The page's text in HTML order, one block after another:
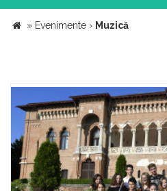
» Evenimente › Muzică